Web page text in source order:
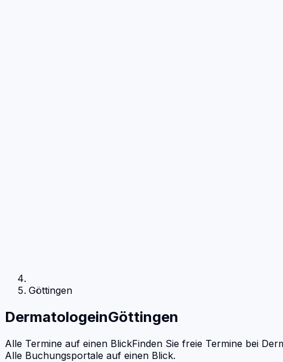
Göttingen
DermatologeinGöttingen
Alle Termine auf einen BlickFinden Sie freie Termine bei
Alle Buchungsportale auf einen Blick.